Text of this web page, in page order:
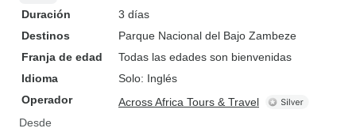
Duración
3 días
Destinos
Parque Nacional del Bajo Zambeze
Franja de edad
Todas las edades son bienvenidas
Idioma
Solo: Inglés
Operador
Across Africa Tours & Travel
Desde